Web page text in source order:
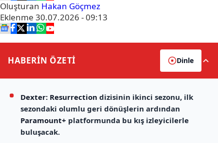
Oluşturan Hakan Göçmez
Eklenme 30.07.2026 - 09:13
HABERİN ÖZETİ Dinle
Dexter: Resurrection dizisinin ikinci sezonu, ilk
sezondaki olumlu geri dönüşlerin ardından
Paramount+ platformunda bu kış izleyicilerle
buluşacak.